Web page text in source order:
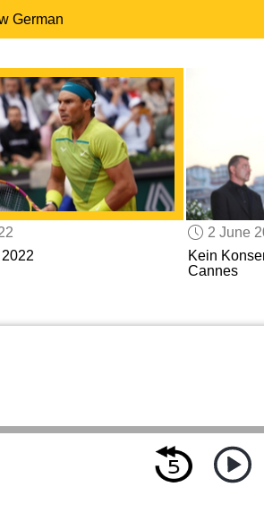
German
2 June
Kein
Cannes